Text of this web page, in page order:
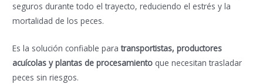
seguros durante todo el trayecto, reduciendo el estrés y la
mortalidad de los peces.
Es la solución confiable paratransportistas, productores
acuícolas y plantas de procesamientoque necesitan trasladar
peces sin riesgos.